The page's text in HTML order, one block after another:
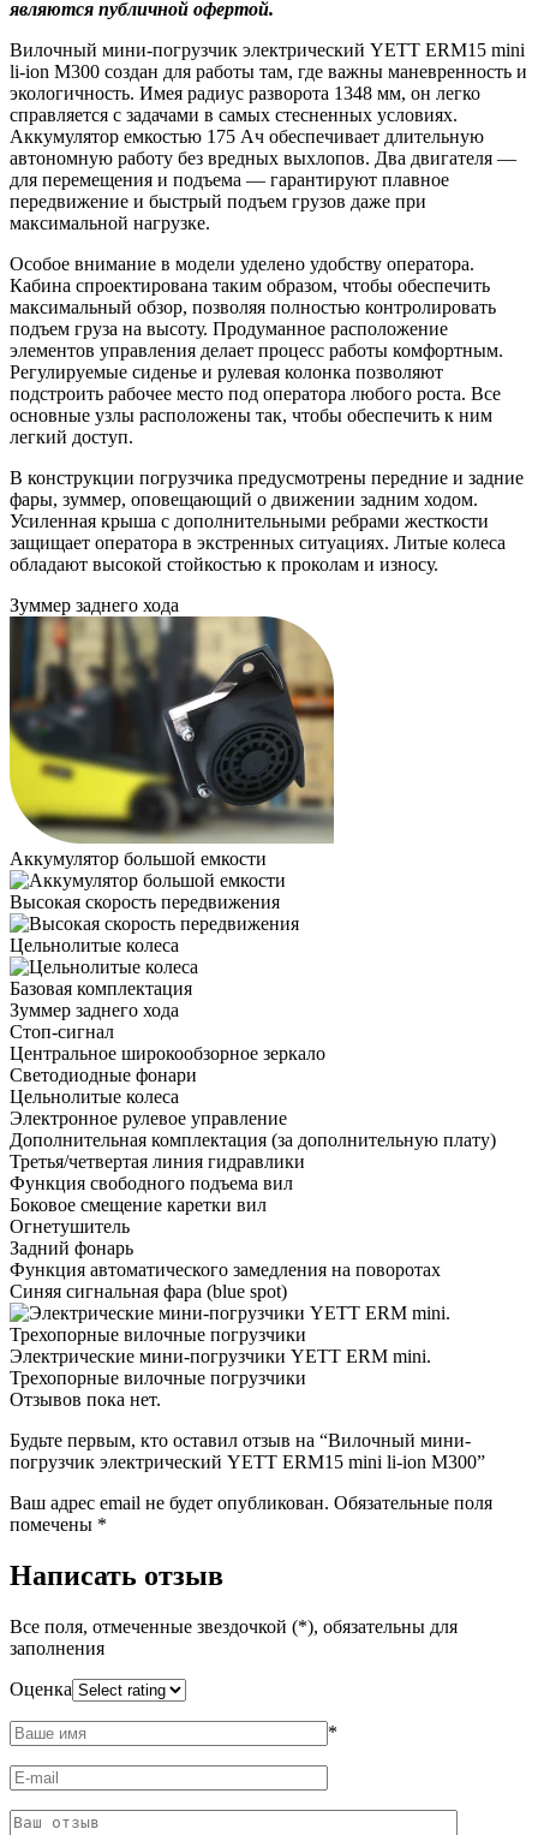
являются публичной офертой.
Вилочный мини-погрузчик электрический YETT ERM15 mini
li-ion M300 создан для работы там, где важны маневренность и
экологичность. Имея радиус разворота 1348 мм, он легко
справляется с задачами в самых стесненных условиях.
Аккумулятор емкостью 175 Ач обеспечивает длительную
автономную работу без вредных выхлопов. Два двигателя —
для перемещения и подъема — гарантируют плавное
передвижение и быстрый подъем грузов даже при
максимальной нагрузке.
Особое внимание в модели уделено удобству оператора.
Кабина спроектирована таким образом, чтобы обеспечить
максимальный обзор, позволяя полностью контролировать
подъем груза на высоту. Продуманное расположение
элементов управления делает процесс работы комфортным.
Регулируемые сиденье и рулевая колонка позволяют
подстроить рабочее место под оператора любого роста. Все
основные узлы расположены так, чтобы обеспечить к ним
легкий доступ.
В конструкции погрузчика предусмотрены передние и задние
фары, зуммер, оповещающий о движении задним ходом.
Усиленная крыша с дополнительными ребрами жесткости
защищает оператора в экстренных ситуациях. Литые колеса
обладают высокой стойкостью к проколам и износу.
Зуммер заднего хода
Аккумулятор большой емкости
Высокая скорость передвижения
Цельнолитые колеса
Базовая комплектация
Зуммер заднего хода
Стоп-сигнал
Центральное широкообзорное зеркало
Светодиодные фонари
Цельнолитые колеса
Электронное рулевое управление
Дополнительная комплектация (за дополнительную плату)
Третья/четвертая линия гидравлики
Функция свободного подъема вил
Боковое смещение каретки вил
Огнетушитель
Задний фонарь
Функция автоматического замедления на поворотах
Синяя сигнальная фара (blue spot)
Электрические мини-погрузчики YETT ERM mini.
Трехопорные вилочные погрузчики
Отзывов пока нет.
Будьте первым, кто оставил отзыв на “Вилочный мини-
погрузчик электрический YETT ERM15 mini li-ion M300”
Ваш адрес email не будет опубликован. Обязательные поля
помечены *
Написать отзыв
Все поля, отмеченные звездочкой (*), обязательны для
заполнения
Оценка
*